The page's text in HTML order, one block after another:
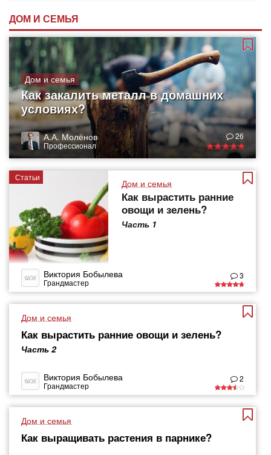
ДОМ И СЕМЬЯ
Дом и семья
Как закалить металл в домашних
условиях?
А.А. Молёнов
Профессионал
26
Статьи
Дом и семья
Как вырастить ранние
овощи и зелень?
Часть 1
Виктория Бобылева
Грандмастер
3
Дом и семья
Как вырастить ранние овощи и зелень?
Часть 2
Виктория Бобылева
Грандмастер
2
Дом и семья
Как выращивать растения в парнике?